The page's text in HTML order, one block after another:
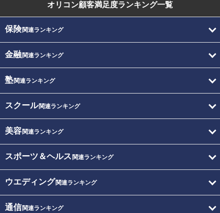
オリコン顧客満足度ランキング一覧
保険関連ランキング
金融関連ランキング
塾関連ランキング
スクール関連ランキング
美容関連ランキング
スポーツ＆ヘルス 関連ランキング
ウエディング関連ランキング
通信関連ランキング